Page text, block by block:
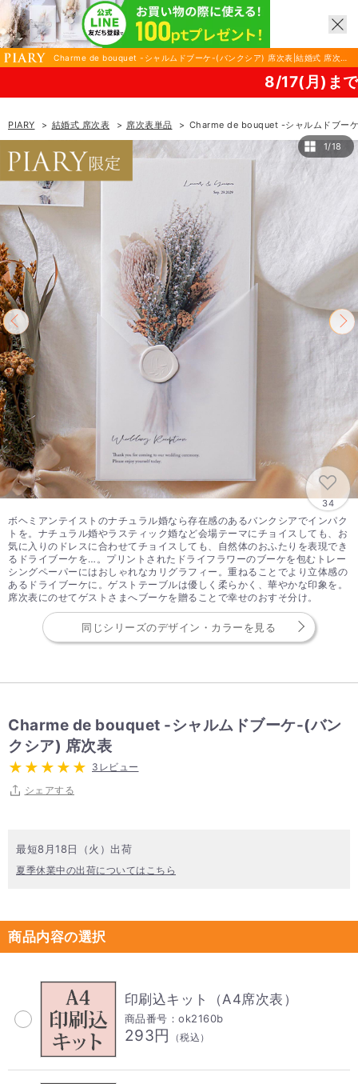
Charme de bouquet -シャルムドブーケ-(バンクシア) 席次表|結婚式 席次表
ならPIARY（ピアリー）
8/17(月)まで！PIARY 夏祭り
PIARY 結婚式 席次表 席次表単品
Charme de bouquet -シャルムドブー
1/18
34
ボヘミアンテイストのナチュラル婚なら存在感のあるバンクシアでインパク
トを。ナチュラル婚やラスティック婚など会場テーマにチョイスしても、お
気に入りのドレスに合わせてチョイスしても、自然体のおふたりを表現でき
るドライブーケを…。プリントされたドライフラワーのブーケを包むトレー
シングペーパーにはおしゃれなカリグラフィー。重ねることでより立体感の
あるドライブーケに。ゲストテーブルは優しく柔らかく、華やかな印象を。
席次表にのせてゲストさまへブーケを贈ることで幸せのおすそ分け。
同じシリーズのデザイン・カラーを見る
Charme de bouquet -シャルムドブーケ-(バン
クシア) 席次表
3レビュー
シェアする
最短8月18日（火）出荷
夏季休業中の出荷についてはこちら
商品内容の選択
印刷込キット（A4席次表）
商品番号：ok2160b
293円 （税込）